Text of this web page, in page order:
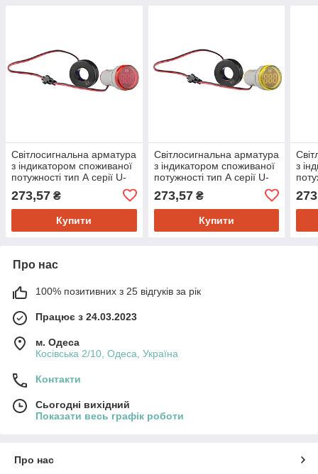
Світлосигнальна арматура
з індикатором споживаної
потужності тип А серії U-
червона
273,57 ₴
Купити
Світлосигнальна арматура
з індикатором споживаної
потужності тип А серії U-
жовта
273,57₴
Купити
з
синя
Про нас
100% позитивних з 25 відгуків за рік
Працює з 24.03.2023
м. Одеса
Косівська 2/10, Одеса, Україна
Контакти
Сьогодні вихідний
Показати весь графік роботи
Про нас